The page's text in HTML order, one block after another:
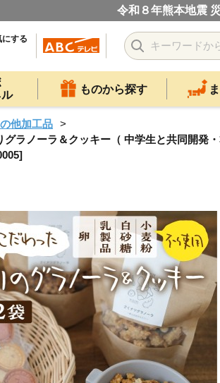
令和８年熊本地震
する
ものから探す
他加工品
ラノーラ＆クッキー（ 中学生と共同開